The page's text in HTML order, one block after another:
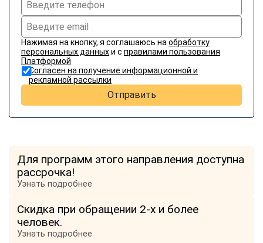
Нажимая на кнопку, я соглашаюсь на обработку
персональных данныхи с правилами пользования
Платформой
Согласен на получение информационной и
рекламной рассылки
Отправить
Для программ этого направления доступна
рассрочка!
Узнать подробнее
Скидка при обращении 2-х и более
человек.
Узнать подробнее